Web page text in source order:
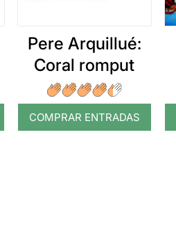
Pere Arquillué:
Coral romput
COMPRAR ENTRADAS